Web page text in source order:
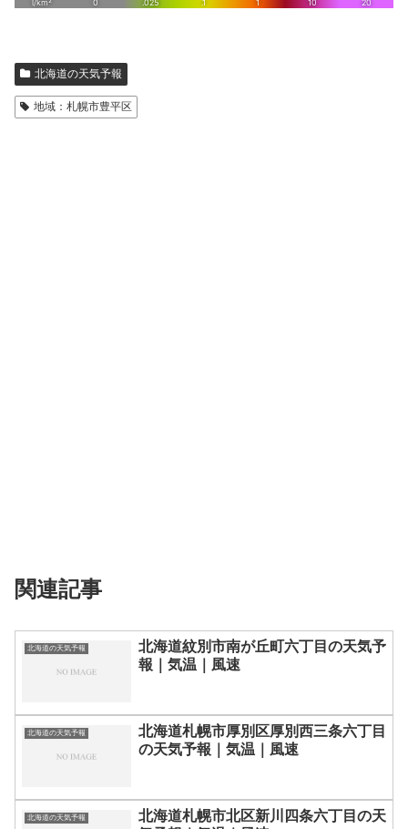
北海道の天気予報
地域：札幌市豊平区
関連記事
北海道の天気予報
北海道紋別市南が丘町六丁目の天気予
報｜気温｜風速
北海道の天気予報
北海道札幌市厚別区厚別西三条六丁目
の天気予報｜気温｜風速
北海道の天気予報
北海道札幌市北区新川四条六丁目の天